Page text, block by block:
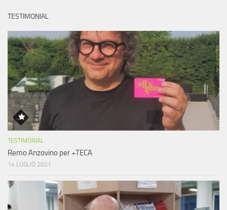
TESTIMONIAL
TESTIMONIAL
Remo Anzovino per +TECA
14 LUGLIO 2021